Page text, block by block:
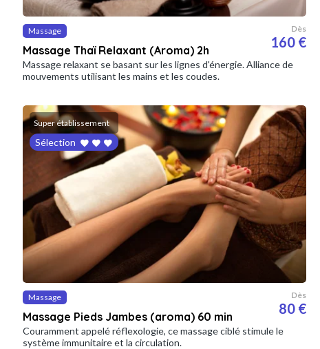
Massage
Massage Thaï Relaxant (Aroma) 2h
Dès
160 €
Massage relaxant se basant sur les lignes d'énergie. Alliance de
mouvements utilisant les mains et les coudes.
Super établissement
Sélection
Massage
Massage Pieds Jambes (aroma) 60 min
Dès
80 €
Couramment appelé réflexologie, ce massage ciblé stimule le
système immunitaire et la circulation.